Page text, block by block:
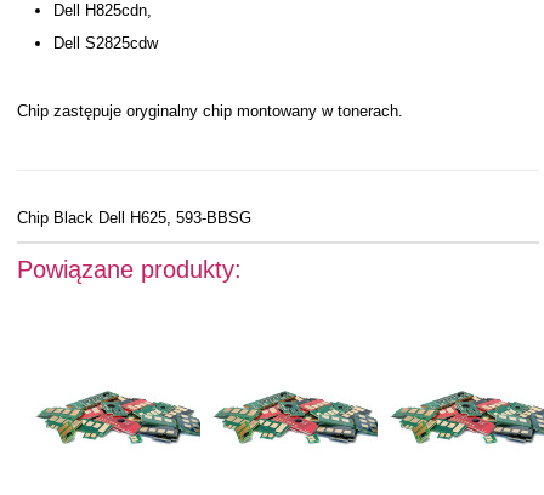
Dell H825cdn,
Dell S2825cdw
Chip zastępuje oryginalny chip montowany w tonerach.
Chip Black Dell H625, 593-BBSG
Powiązane produkty: